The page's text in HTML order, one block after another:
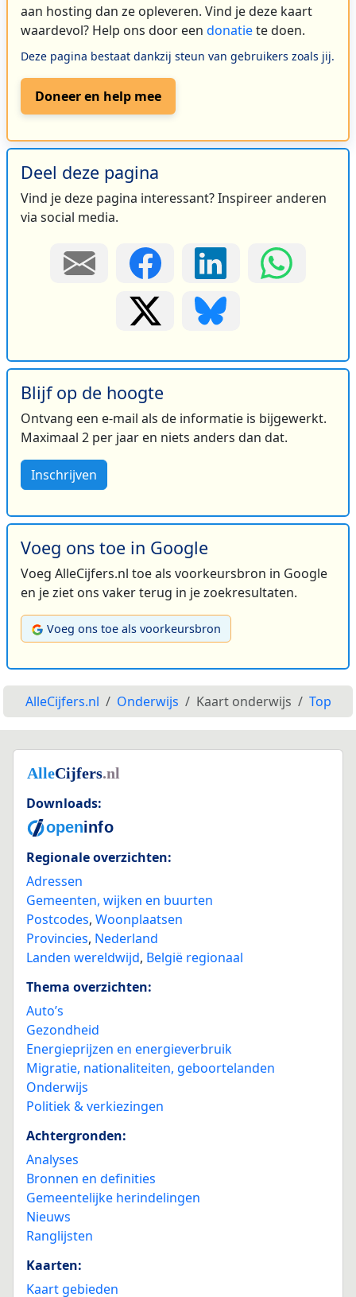
aan hosting dan ze opleveren. Vind je deze kaart
waardevol? Help ons door een donatiete doen.
Deze pagina bestaat dankzij steun van gebruikers zoals jij.
Doneer en help mee
Deel deze pagina
Vind je deze pagina interessant? Inspireer anderen
via social media.
Blijf op de hoogte
Ontvang een e-mail als de informatie is bijgewerkt.
Maximaal 2 per jaar en niets anders dan dat.
Inschrijven
Voeg ons toe in Google
Voeg AlleCijfers.nl toe als voorkeursbron in Google
en je ziet ons vaker terug in je zoekresultaten.
Voeg ons toe als voorkeursbron
AlleCijfers.nl Onderwijs Kaart onderwijs Top
Downloads:
Regionale overzichten:
Adressen
Gemeenten, wijken en buurten
Postcodes, Woonplaatsen
Provincies, Nederland
Landen wereldwijd, België regionaal
Thema overzichten:
Auto’s
Gezondheid
Energieprijzen en energieverbruik
Migratie, nationaliteiten, geboortelanden
Onderwijs
Politiek & verkiezingen
Achtergronden:
Analyses
Bronnen en definities
Gemeentelijke herindelingen
Nieuws
Ranglijsten
Kaarten:
Kaart gebieden